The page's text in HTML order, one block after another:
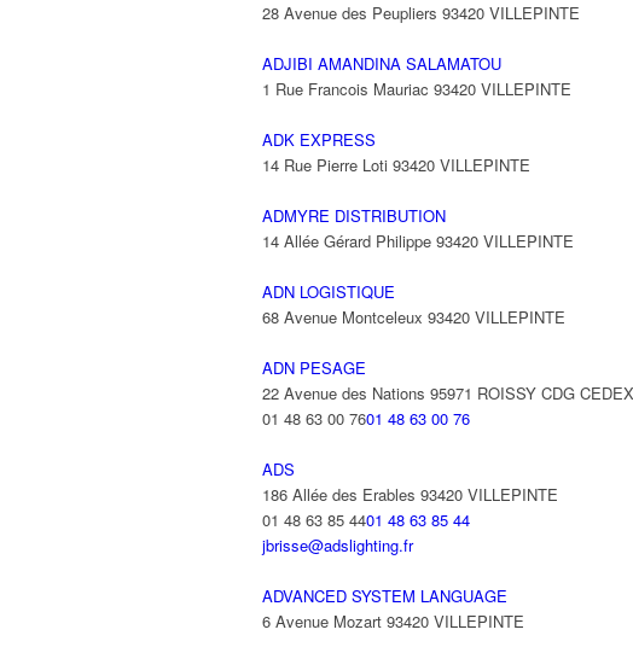
28 Avenue des Peupliers 93420 VILLEPINTE
ADJIBI AMANDINA SALAMATOU
1 Rue Francois Mauriac 93420 VILLEPINTE
ADK EXPRESS
14 Rue Pierre Loti 93420 VILLEPINTE
ADMYRE DISTRIBUTION
14 Allée Gérard Philippe 93420 VILLEPINTE
ADN LOGISTIQUE
68 Avenue Montceleux 93420 VILLEPINTE
ADN PESAGE
22 Avenue des Nations 95971 ROISSY CDG CEDEX
01 48 63 00 7601 48 63 00 76
ADS
186 Allée des Erables 93420 VILLEPINTE
01 48 63 85 4401 48 63 85 44
jbrisse@adslighting.fr
ADVANCED SYSTEM LANGUAGE
6 Avenue Mozart 93420 VILLEPINTE